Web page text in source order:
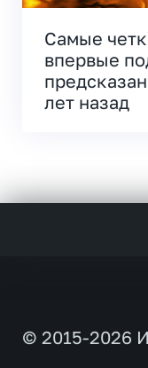
Самые
впервые
лет назад
© 2015-2026